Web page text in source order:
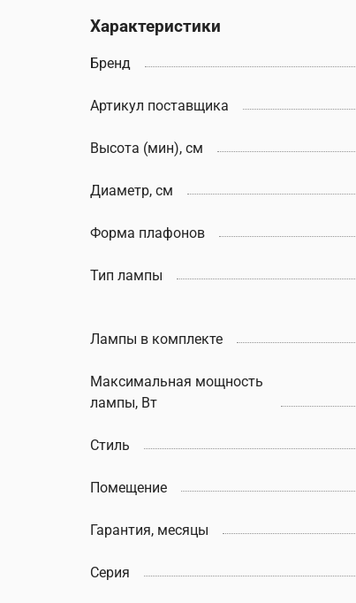
Характеристики
Бренд
Артикул поставщика
Высота (мин), см
Диаметр, см
Форма плафонов
Тип лампы
Лампы в комплекте
Максимальная мощность
лампы, Вт
Стиль
Помещение
Гарантия, месяцы
Серия